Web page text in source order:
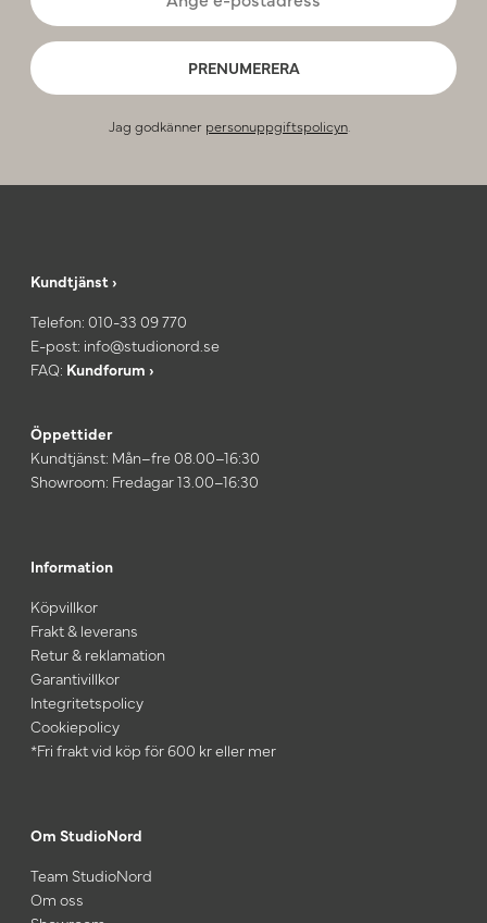
PRENUMERERA
Jag godkänner personuppgiftspolicyn.
Kundtjänst ›
Telefon: 010-33 09 770
E-post: info@studionord.se
FAQ: Kundforum ›
Öppettider
Kundtjänst: Mån–fre 08.00–16:30
Showroom: Fredagar 13.00–16:30
Information
Köpvillkor
Frakt & leverans
Retur & reklamation
Garantivillkor
Integritetspolicy
Cookiepolicy
*Fri frakt vid köp för 600 kr eller mer
Om StudioNord
Team StudioNord
Om oss